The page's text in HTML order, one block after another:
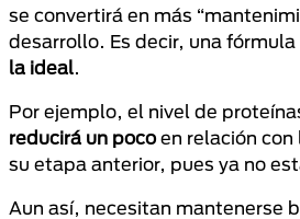
se convertirá en más
desarrollo. Es decir, una
la ideal.
Por ejemplo, el nivel de
reducirá un pocoen relación con
su etapa anterior, pues ya no
Aun así, necesitan mantenerse